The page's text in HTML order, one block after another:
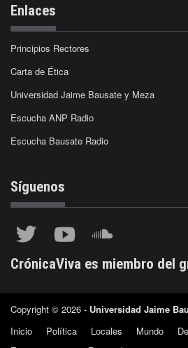
Enlaces
Principios Rectores
Carta de Ética
Universidad Jaime Bausate y Meza
Escucha ANP Radio
Escucha Bausate Radio
Síguenos
CrónicaViva es miembro del
Copyright © 2026 - Universidad Jaime
Inicio
Política Locales Mundo